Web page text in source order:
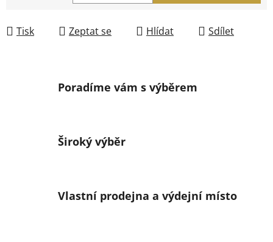
Tisk Zeptat se Hlídat Sdílet
Poradíme vám s výběrem
Široký výběr
Vlastní prodejna a výdejní místo